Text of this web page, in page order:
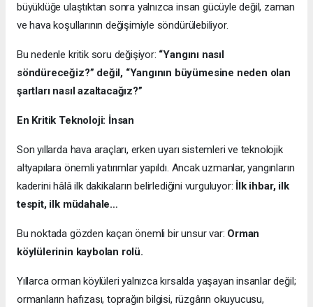
büyüklüğe ulaştıktan sonra yalnızca insan gücüyle değil, zaman
ve hava koşullarının değişimiyle söndürülebiliyor.
Bu nedenle kritik soru değişiyor: “Yangını nasıl
söndüreceğiz?” değil, “Yangının büyümesine neden olan
şartları nasıl azaltacağız?”
En Kritik Teknoloji: İnsan
Son yıllarda hava araçları, erken uyarı sistemleri ve teknolojik
altyapılara önemli yatırımlar yapıldı. Ancak uzmanlar, yangınların
kaderini hâlâ ilk dakikaların belirlediğini vurguluyor: İlk ihbar, ilk
tespit, ilk müdahale…
Bu noktada gözden kaçan önemli bir unsur var: Orman
köylülerinin kaybolan rolü.
Yıllarca orman köylüleri yalnızca kırsalda yaşayan insanlar değil;
ormanların hafızası, toprağın bilgisi, rüzgârın okuyucusu,